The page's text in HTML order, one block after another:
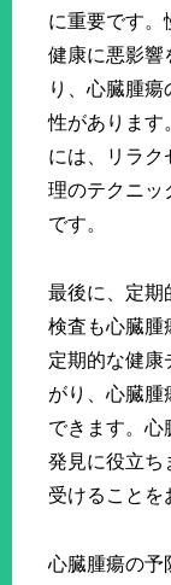
に重要です。
健康に悪影響
り、心臓腫
性があります
には、リラク
理のテクニッ
です。
最後に、定期
検査も心臓腫
定期的な健康
がり、心臓腫
できます。心
発見に役立ち
受けることを
心臓腫瘍の予